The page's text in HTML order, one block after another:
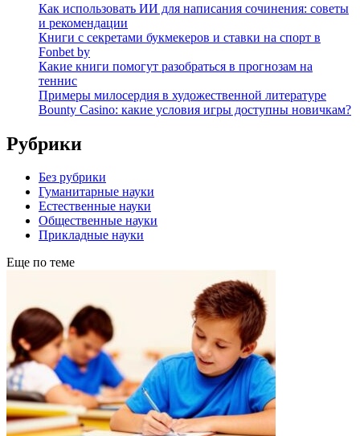
Как использовать ИИ для написания сочинения: советы
и рекомендации
Книги с секретами букмекеров и ставки на спорт в
Fonbet by
Какие книги помогут разобраться в прогнозам на
теннис
Примеры милосердия в художественной литературе
Bounty Casino: какие условия игры доступны новичкам?
Рубрики
Без рубрики
Гуманитарные науки
Естественные науки
Общественные науки
Прикладные науки
Еще по теме